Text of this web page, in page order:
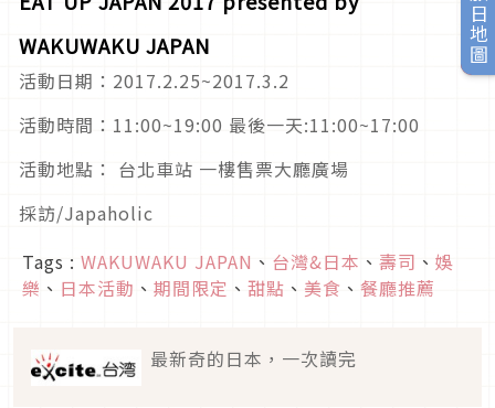
旅日地圖
WAKUWAKU JAPAN
活動日期：2017.2.25~2017.3.2
活動時間：11:00~19:00 最後一天:11:00~17:00
活動地點： 台北車站 一樓售票大廳廣場
採訪/Japaholic
Tags : WAKUWAKU JAPAN 、 台灣&日本 、 壽司 、 娛
樂 、 日本活動 、 期間限定 、 甜點 、 美食 、 餐廳推薦
最新奇的日本，一次讀完